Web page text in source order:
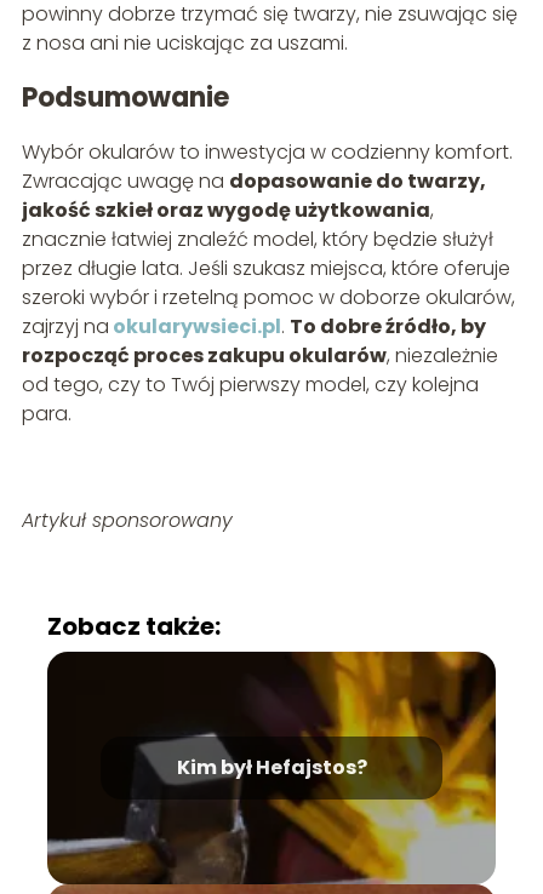
powinny dobrze trzymać się twarzy, nie zsuwając się
z nosa ani nie uciskając za uszami.
Podsumowanie
Wybór okularów to inwestycja w codzienny komfort.
Zwracając uwagę na dopasowanie do twarzy,
jakość szkieł oraz wygodę użytkowania,
znacznie łatwiej znaleźć model, który będzie służył
przez długie lata. Jeśli szukasz miejsca, które oferuje
szeroki wybór i rzetelną pomoc w doborze okularów,
zajrzyj na okularywsieci.pl. To dobre źródło, by
rozpocząć proces zakupu okularów, niezależnie
od tego, czy to Twój pierwszy model, czy kolejna
para.
Artykuł sponsorowany
Zobacz także:
Kim był Hefajstos?